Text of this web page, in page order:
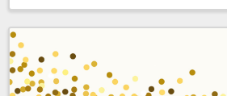
20,00 EUR